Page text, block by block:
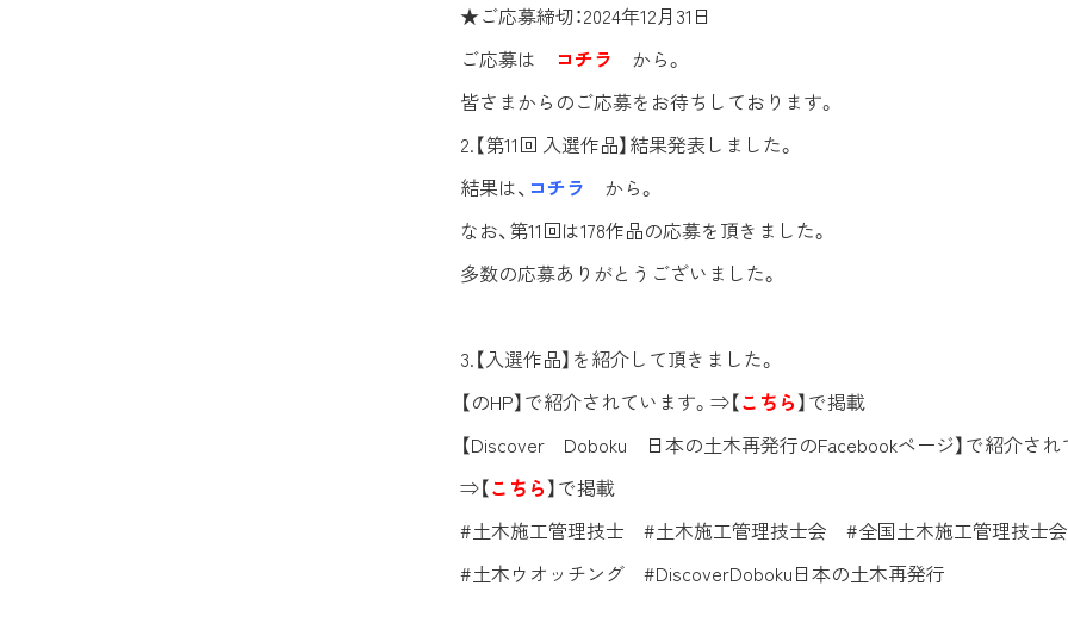
★ご応募締切：2024年12月31日
ご応募は
コチラ
から。
皆さまからのご応募をお待ちしております。
2.【第11回 入選作品】結果発表しました。
結果は、 コチラ
から。
なお、第11回は178作品の応募を頂きました。
多数の応募ありがとうございました。
3.【入選作品】を紹介して頂きました。
【のHP】で紹介されています。⇒【こちら】で掲載
【Discover Doboku 日本の土木再発行のFacebookページ】で紹介され
⇒【こちら】で掲載
#土木施工管理技士 #土木施工管理技士会 #全国土木施工管理技士
#土木ウオッチング #DiscoverDoboku日本の土木再発行